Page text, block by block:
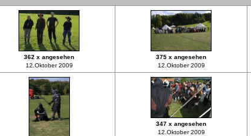
362 x angesehen
12.Oktober 2009
375 x angesehen
12.Oktober 2009
347 x angesehen
12.Oktober 2009